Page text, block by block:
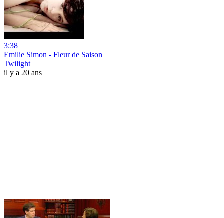
3:38
Emilie Simon - Fleur de Saison
Twilight
il y a 20 ans